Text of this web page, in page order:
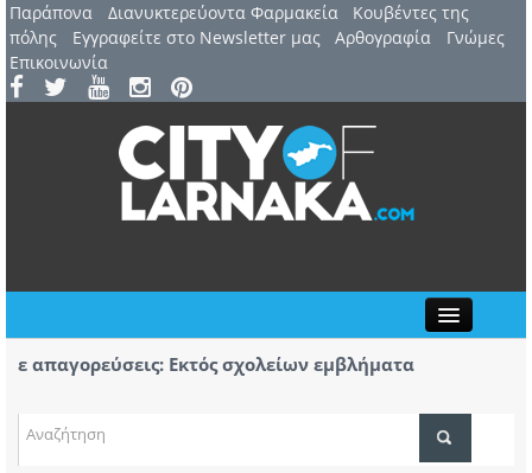
Παράπονα Διανυκτερεύοντα Φαρμακεία
Kουβέντες της
πόλης
Εγγραφείτε στο Newsletter μας Αρθογραφία
Γνώμες
Επικοινωνία
ΤΟΠΙΚΑ ΝΕΑ
Εκτός σχολείων εμβλήματα
Αυγούστου: 44ο Φεστιβάλ Λευκάρων – Έναρξη /